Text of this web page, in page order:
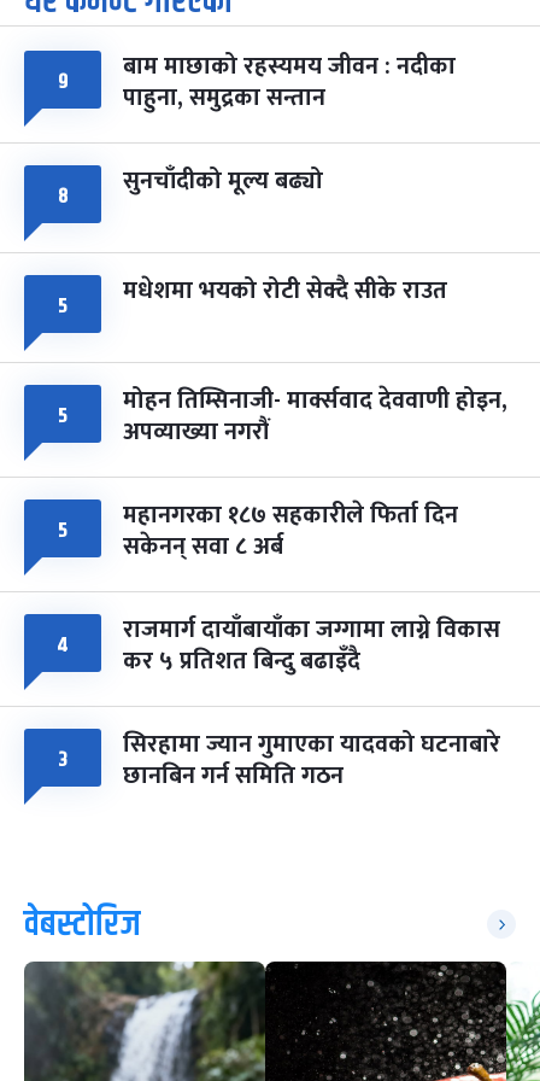
आइत चैत्र ७, २०८३-Mar 21, 2027
८ फागुपूर्णिमा
चैत्र ८, २०८३-Mar 22, 2027
७ महिना बाँकी
९ बाम माछाको रहस्यमय जीवन : नदीका
पाहुना, समुद्रका सन्तान
८ सुनचाँदीको मूल्य बढ्यो
५ मधेशमा भयको रोटी सेक्दै सीके राउत
५ मोहन तिम्सिनाजी- मार्क्सवाद देववाणी होइन,
अपव्याख्या नगरौं
५ महानगरका १८७ सहकारीले फिर्ता दिन
सकेनन् सवा ८ अर्ब
४ राजमार्ग दायाँबायाँका जग्गामा लाग्ने विकास
कर ५ प्रतिशत बिन्दु बढाइँदै
३ सिरहामा ज्यान गुमाएका यादवको घटनाबारे
छानबिन गर्न समिति गठन
वेबस्टोरिज